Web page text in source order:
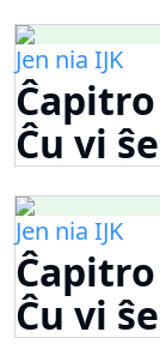
Jen nia IJK
Ĉu vi
Jen nia IJK
Ĉu vi